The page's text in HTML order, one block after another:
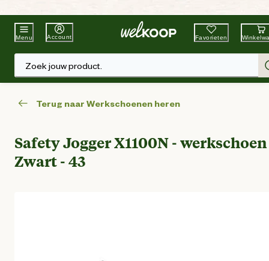
Beste WinkelketenTuin & Dier
Menu Account Favorieten
Zoek jouw product.
Terug naar Werkschoenen heren
Safety Jogger X1100N -
Zwart - 43